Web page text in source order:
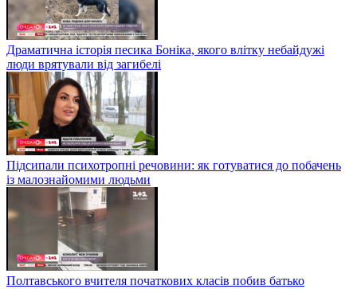
Драматична історія песика Боніка, якого влітку небайдужі
люди врятували від загибелі
Підсипали психотропні речовини: як готуватися до побачень
із малознайомими людьми
Полтавського вчителя початкових класів побив батько